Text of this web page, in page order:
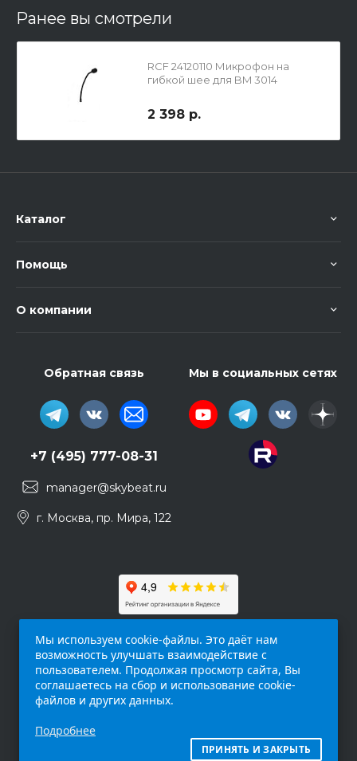
Ранее вы смотрели
RCF 24120110 Микрофон на
гибкой шее для BM 3014
2 398 р.
Каталог
Помощь
О компании
Обратная связь
+7 (495) 777-08-31
manager@skybeat.ru
г. Москва, пр. Мира, 122
Мы в социальных сетях
интернет-сайт (
исключительно информационный характер и
Мы используем cookie-файлы. Это даёт нам
возможность улучшать взаимодействие с
пользователем. Продолжая просмотр сайта, Вы
соглашаетесь на сбор и использование cookie-
файлов и других данных.
Подробнее
ПРИНЯТЬ И ЗАКРЫТЬ